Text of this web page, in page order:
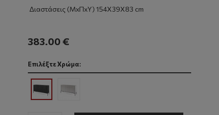
Διαστάσεις (ΜxΠxΥ) 154Χ39Χ83 cm
383.00 €
Επιλέξτε Χρώμα: